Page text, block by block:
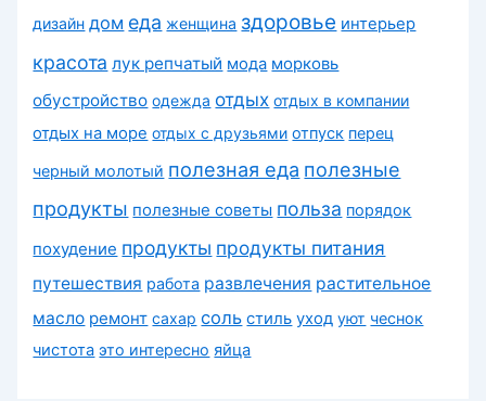
дизайн дом еда женщина здоровье интерьер
красота лук репчатый мода морковь
обустройство одежда отдых отдых в компании
отдых на море отдых с друзьями отпуск перец
черный молотый полезная еда полезные
продукты полезные советы польза порядок
похудение продукты продукты питания
путешествия работа развлечения растительное
масло ремонт сахар соль стиль уход уют чеснок
чистота это интересно яйца